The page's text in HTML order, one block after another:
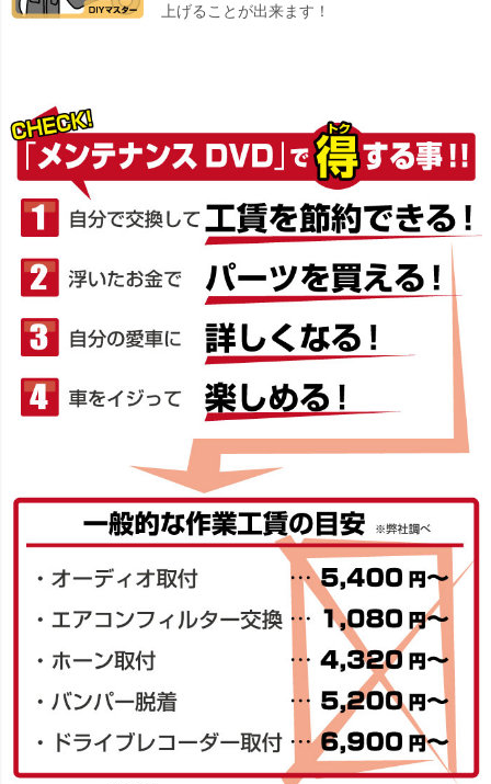
上げることが出来ます！